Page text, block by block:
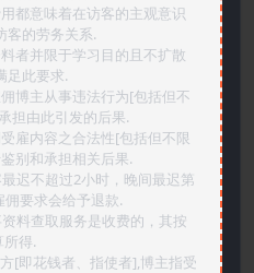
都意味着在访客的主观意识
客的劳务关系.
者并限于学习目的且不扩散
足此要求.
博主从事违法行为[包括但不
担由此引发的后果.
雇内容之合法性[包括但不限
别和承担相关后果.
迟不超过2小时，晚间最迟第
要求会给予退款.
料查取服务是收费的，其按
得.
[即花钱者、指使者],博主指受